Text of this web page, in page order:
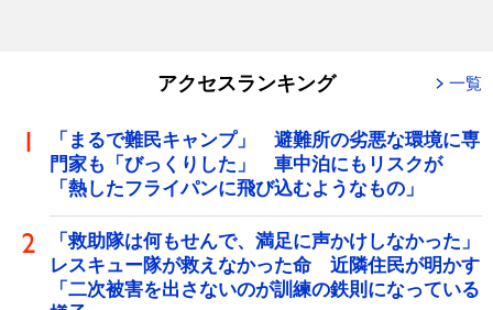
アクセスランキング 一覧
「まるで難民キャンプ」 避難所の劣悪な環境に専
門家も「びっくりした」 車中泊にもリスクが
「熱したフライパンに飛び込むようなもの」
「救助隊は何もせんで、満足に声かけしなかった」
レスキュー隊が救えなかった命 近隣住民が明かす
「二次被害を出さないのが訓練の鉄則になっている